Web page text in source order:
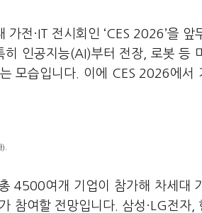
전·IT 전시회인 ‘CES 2026’을 앞
히 인공지능(AI)부터 전장, 로봇 등
모습입니다. 이에 CES 2026에서
4500여개 기업이 참가해 차세대
참여할 전망입니다. 삼성·LG전자,